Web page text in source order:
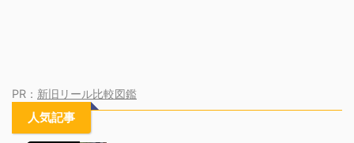
PR： 新旧リール比較図鑑
人気記事